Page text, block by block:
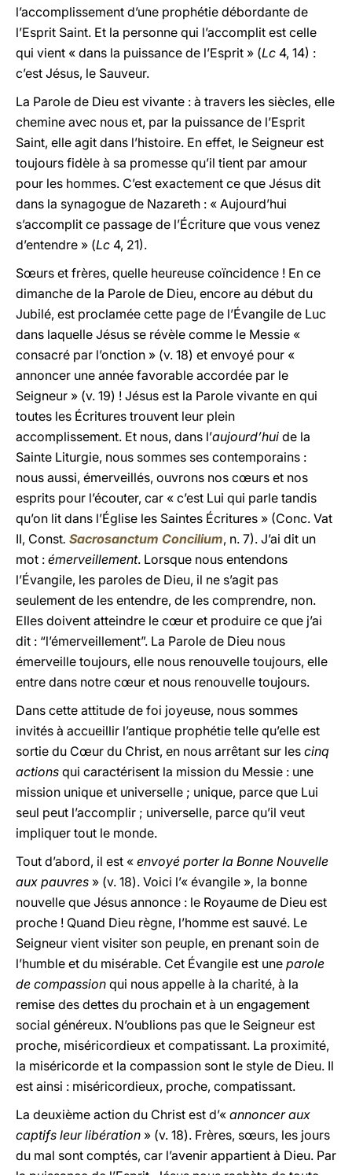
l’accomplissement d’une prophétie débordante de
l’Esprit Saint. Et la personne qui l’accomplit est celle
qui vient « dans la puissance de l’Esprit » (Lc 4, 14) :
c’est Jésus, le Sauveur.
La Parole de Dieu est vivante : à travers les siècles, elle
chemine avec nous et, par la puissance de l’Esprit
Saint, elle agit dans l’histoire. En effet, le Seigneur est
toujours fidèle à sa promesse qu’il tient par amour
pour les hommes. C’est exactement ce que Jésus dit
dans la synagogue de Nazareth : « Aujourd’hui
s’accomplit ce passage de l’Écriture que vous venez
d’entendre » (Lc 4, 21).
Sœurs et frères, quelle heureuse coïncidence ! En ce
dimanche de la Parole de Dieu, encore au début du
Jubilé, est proclamée cette page de l’Évangile de Luc
dans laquelle Jésus se révèle comme le Messie «
consacré par l’onction » (v. 18) et envoyé pour «
annoncer une année favorable accordée par le
Seigneur » (v. 19) ! Jésus est la Parole vivante en qui
toutes les Écritures trouvent leur plein
accomplissement. Et nous, dans l’aujourd’hui de la
Sainte Liturgie, nous sommes ses contemporains :
nous aussi, émerveillés, ouvrons nos cœurs et nos
esprits pour l’écouter, car « c’est Lui qui parle tandis
qu’on lit dans l’Église les Saintes Écritures » (Conc. Vat
II, Const. Sacrosanctum Concilium, n. 7). J’ai dit un
mot : émerveillement. Lorsque nous entendons
l’Évangile, les paroles de Dieu, il ne s’agit pas
seulement de les entendre, de les comprendre, non.
Elles doivent atteindre le cœur et produire ce que j’ai
dit : “l’émerveillement”. La Parole de Dieu nous
émerveille toujours, elle nous renouvelle toujours, elle
entre dans notre cœur et nous renouvelle toujours.
Dans cette attitude de foi joyeuse, nous sommes
invités à accueillir l’antique prophétie telle qu’elle est
sortie du Cœur du Christ, en nous arrêtant sur les cinq
actions qui caractérisent la mission du Messie : une
mission unique et universelle ; unique, parce que Lui
seul peut l’accomplir ; universelle, parce qu’il veut
impliquer tout le monde.
Tout d’abord, il est « envoyé porter la Bonne Nouvelle
aux pauvres » (v. 18). Voici l’« évangile », la bonne
nouvelle que Jésus annonce : le Royaume de Dieu est
proche ! Quand Dieu règne, l’homme est sauvé. Le
Seigneur vient visiter son peuple, en prenant soin de
l’humble et du misérable. Cet Évangile est une parole
de compassion qui nous appelle à la charité, à la
remise des dettes du prochain et à un engagement
social généreux. N’oublions pas que le Seigneur est
proche, miséricordieux et compatissant. La proximité,
la miséricorde et la compassion sont le style de Dieu. Il
est ainsi : miséricordieux, proche, compatissant.
La deuxième action du Christ est d’« annoncer aux
captifs leur libération » (v. 18). Frères, sœurs, les jours
du mal sont comptés, car l’avenir appartient à Dieu. Par